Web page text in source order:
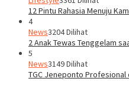
12 Pintu Rahasia Menuju
4
News3204 Dilihat
2 Anak Tewas Tenggelam
5
News3149 Dilihat
TGC Jeneponto Profesional